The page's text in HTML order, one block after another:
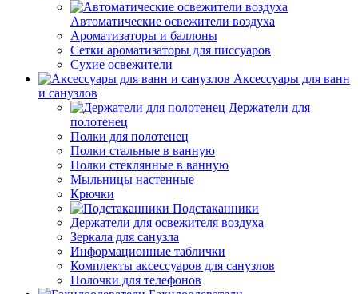
Автоматические освежители воздуха
Ароматизаторы и баллоны
Сетки ароматизаторы для писсуаров
Сухие освежители
Аксессуары для ванн
и санузлов
Держатели для
полотенец
Полки для полотенец
Полки стальные в ванную
Полки стеклянные в ванную
Мыльницы настенные
Крючки
Подстаканники
Держатели для освежителя воздуха
Зеркала для санузла
Информационные таблички
Комплекты аксессуаров для санузлов
Полочки для телефонов